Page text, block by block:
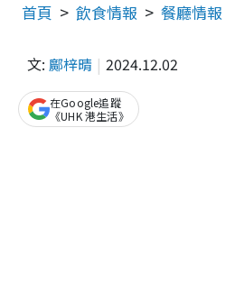
首頁 飲食情報 餐廳情報
文: 鄺梓晴 2024.12.02
在Google追蹤
《UHK 港生活》